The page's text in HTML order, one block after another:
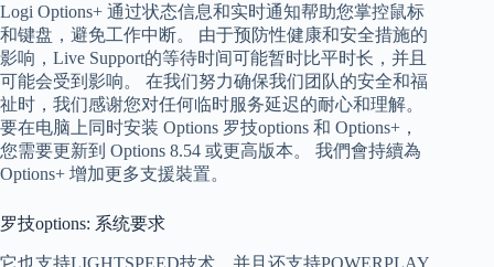
Logi Options+ 通过状态信息和实时通知帮助您掌控鼠标
和键盘，避免工作中断。 由于预防性健康和安全措施的
影响，Live Support的等待时间可能暂时比平时长，并且
可能会受到影响。 在我们努力确保我们团队的安全和福
祉时，我们感谢您对任何临时服务延迟的耐心和理解。
要在电脑上同时安装 Options 罗技options 和 Options+，
您需要更新到 Options 8.54 或更高版本。 我們會持續為
Options+ 增加更多支援裝置。
罗技options: 系统要求
它也支持LIGHTSPEED技术，并且还支持POWERPLAY